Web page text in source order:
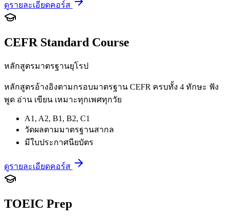
ดูรายละเอียดคอร์ส
CEFR Standard Course
หลักสูตรมาตรฐานยุโรป
หลักสูตรอ้างอิงตามกรอบมาตรฐาน CEFR ครบทั้ง 4 ทักษะ ฟัง
พูด อ่าน เขียน เหมาะทุกเพศทุกวัย
A1, A2, B1, B2, C1
วัดผลตามมาตรฐานสากล
มีใบประกาศนียบัตร
ดูรายละเอียดคอร์ส
TOEIC Prep